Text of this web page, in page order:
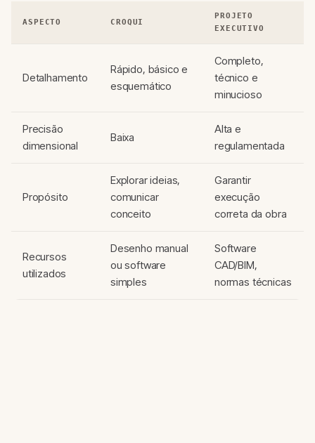
ASPECTO CROQUI
PROJETO
EXECUTIVO
Detalhamento
Rápido, básico e
esquemático
Completo,
técnico e
minucioso
Precisão
dimensional
Baixa
Alta e
regulamentada
Propósito
Explorar ideias,
comunicar
conceito
Garantir
execução
correta da obra
Recursos
utilizados
Desenho manual
ou software
simples
Software
CAD/BIM,
normas técnicas